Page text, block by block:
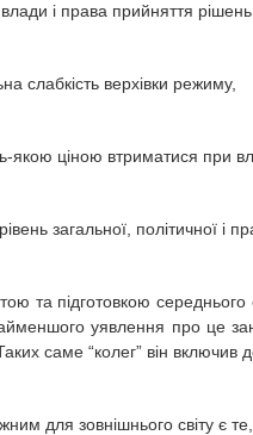
і права прийняття
слабкість верхівки режиму,
якою ціною втриматися при
загальної, політичної і
та підготовкою
уявлення про це
саме “колег” він включив
для зовнішнього світу є